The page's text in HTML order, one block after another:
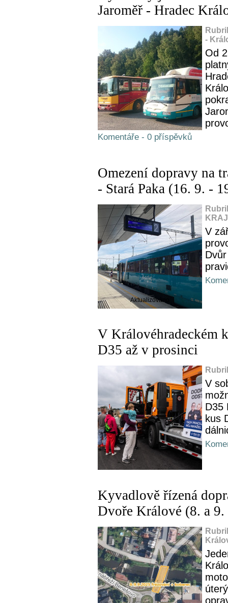
Jaroměř - Hradec
-
Od
Komentáře - 0 příspěvků
Omezení dopravy na
- Stará Paka (16. 9. -
Aktualizováno
V
V Královéhradeckém
D35 až v prosinci
V
D35
kus
Kyvadlově řízená
Dvoře Králové (8. a